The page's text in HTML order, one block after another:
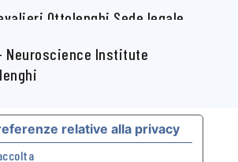
Ottolenghi Sede legale
Studi di Torino Via Verdi, 8
CF 97564560015
Neuroscience Institute
relative alla privacy